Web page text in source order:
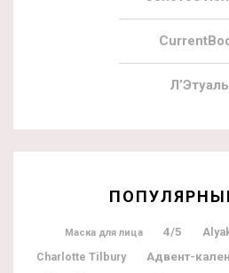
Л’Этуаль
Маска для лица 4/5
Charlotte Tilbury Адвент-